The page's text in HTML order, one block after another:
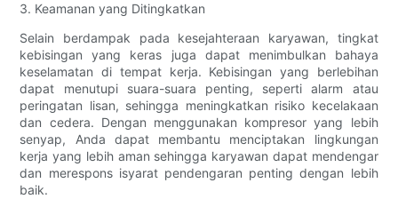
3. Keamanan yang Ditingkatkan
Selain berdampak pada kesejahteraan karyawan, tingkat
kebisingan yang keras juga dapat menimbulkan bahaya
keselamatan di tempat kerja. Kebisingan yang berlebihan
dapat menutupi suara-suara penting, seperti alarm atau
peringatan lisan, sehingga meningkatkan risiko kecelakaan
dan cedera. Dengan menggunakan kompresor yang lebih
senyap, Anda dapat membantu menciptakan lingkungan
kerja yang lebih aman sehingga karyawan dapat mendengar
dan merespons isyarat pendengaran penting dengan lebih
baik.